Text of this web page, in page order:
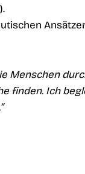
Menschen
finden. Ich